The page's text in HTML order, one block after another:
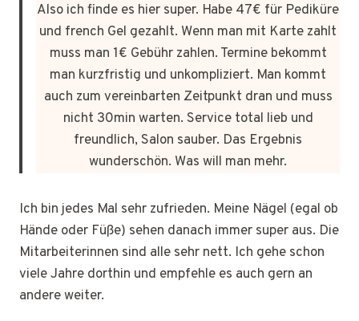
Also ich finde es hier super. Habe 47€ für Pediküre
und french Gel gezahlt. Wenn man mit Karte zahlt
muss man 1€ Gebühr zahlen. Termine bekommt
man kurzfristig und unkompliziert. Man kommt
auch zum vereinbarten Zeitpunkt dran und muss
nicht 30min warten. Service total lieb und
freundlich, Salon sauber. Das Ergebnis
wunderschön. Was will man mehr.
Ich bin jedes Mal sehr zufrieden. Meine Nägel (egal ob
Hände oder Füße) sehen danach immer super aus. Die
Mitarbeiterinnen sind alle sehr nett. Ich gehe schon
viele Jahre dorthin und empfehle es auch gern an
andere weiter.